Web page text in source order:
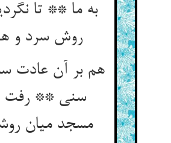
به ما ** تا
روش سرد و
هم بر آن عادت
سنی ** رفت
مسجد میان